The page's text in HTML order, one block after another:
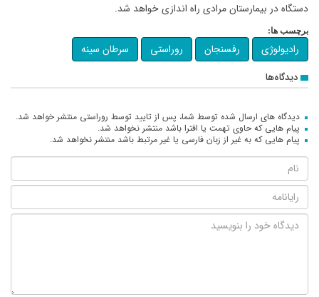
دستگاه در بیمارستان مرادی راه اندازی خواهد شد.
برچسب ها:
رادیولوژی رفسنجان روراستی سرطان سینه
دیدگاه‌ها
دیدگاه های ارسال شده توسط شما، پس از تایید توسط روراستی منتشر خواهد شد.
پیام هایی که حاوی تهمت یا افترا باشد منتشر نخواهد شد.
پیام هایی که به غیر از زبان فارسی یا غیر مرتبط باشد منتشر نخواهد شد.